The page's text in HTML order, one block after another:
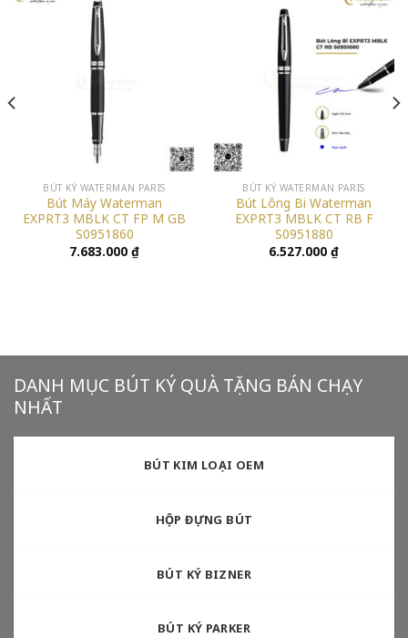
BÚT KÝ WATERMAN PARIS
Bút Máy Waterman
EXPRT3 MBLK CT FP M GB
S0951860
7.683.000 ₫
BÚT KÝ WATERMAN PARIS
Bút Lông Bi Waterman
EXPRT3 MBLK CT RB F
S0951880
6.527.000 ₫
DANH MỤC BÚT KÝ QUÀ TẶNG BÁN CHẠY
NHẤT
BÚT KIM LOẠI OEM
HỘP ĐỰNG BÚT
BÚT KÝ BIZNER
BÚT KÝ PARKER